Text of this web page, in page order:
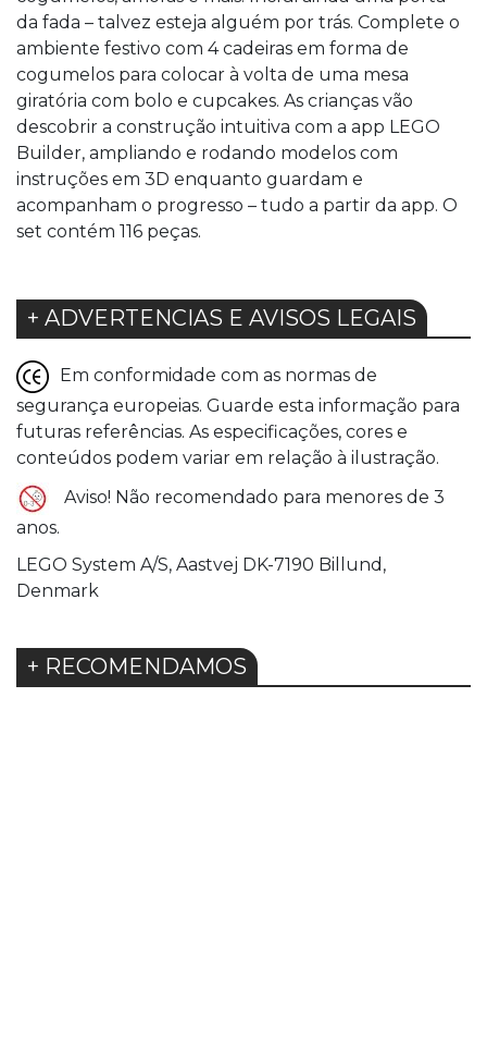
da fada – talvez esteja alguém por trás. Complete o
ambiente festivo com 4 cadeiras em forma de
cogumelos para colocar à volta de uma mesa
giratória com bolo e cupcakes. As crianças vão
descobrir a construção intuitiva com a app LEGO
Builder, ampliando e rodando modelos com
instruções em 3D enquanto guardam e
acompanham o progresso – tudo a partir da app. O
set contém 116 peças.
+ ADVERTENCIAS E AVISOS LEGAIS
Em conformidade com as normas de
segurança europeias. Guarde esta informação para
futuras referências. As especificações, cores e
conteúdos podem variar em relação à ilustração.
Aviso! Não recomendado para menores de 3
anos.
LEGO System A/S, Aastvej DK-7190 Billund,
Denmark
+ RECOMENDAMOS